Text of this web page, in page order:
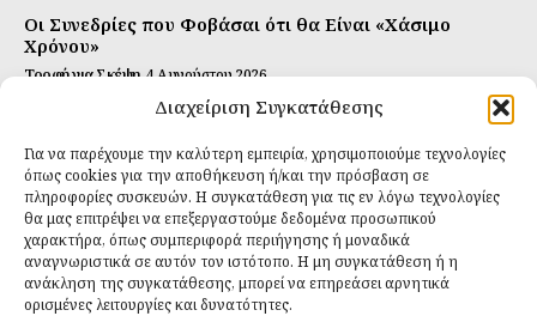
Διαχείριση Συγκατάθεσης
Για να παρέχουμε την καλύτερη εμπειρία, χρησιμοποιούμε τεχνολογίες
όπως cookies για την αποθήκευση ή/και την πρόσβαση σε
πληροφορίες συσκευών. Η συγκατάθεση για τις εν λόγω τεχνολογίες
θα μας επιτρέψει να επεξεργαστούμε δεδομένα προσωπικού
χαρακτήρα, όπως συμπεριφορά περιήγησης ή μοναδικά
αναγνωριστικά σε αυτόν τον ιστότοπο. Η μη συγκατάθεση ή η
ανάκληση της συγκατάθεσης, μπορεί να επηρεάσει αρνητικά
ορισμένες λειτουργίες και δυνατότητες.
Οι Συνεδρίες που Φοβάσαι ότι θα Είναι «Χάσιμο
Χρόνου»
Τροφή για Σκέψη 4 Αυγούστου 2026
Αυτή Είναι η Συνταγή για Τέλεια Κομπούτσα
Ιδανικές Τροφές 26 Ιουλίου 2026
Εγγραφείτε